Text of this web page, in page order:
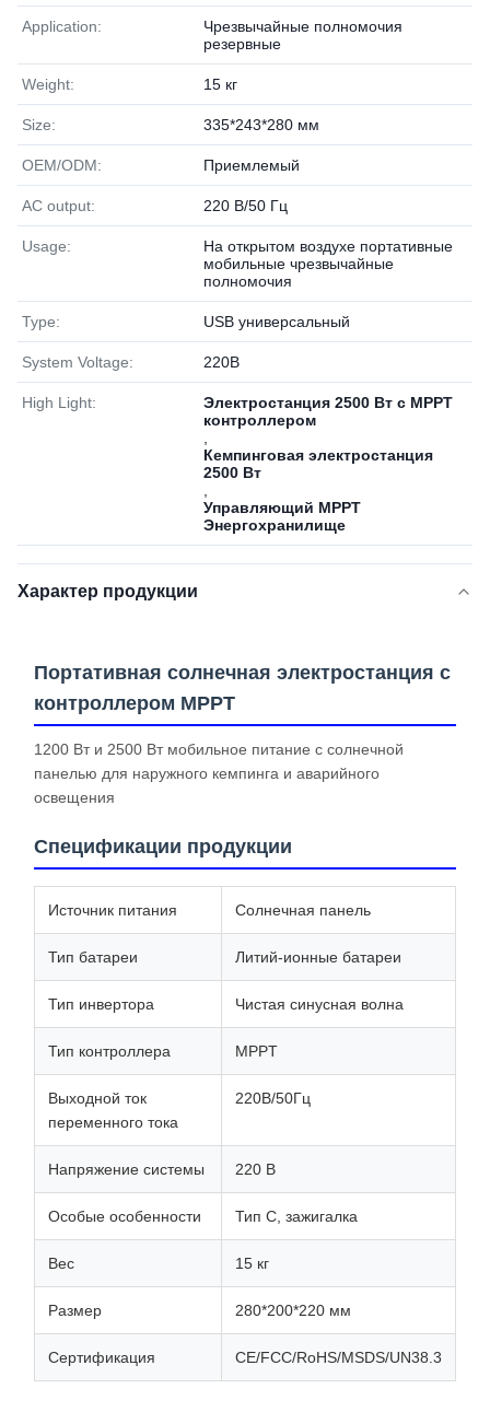
Application:
Чрезвычайные полномочия
резервные
Weight: 15 кг
Size: 335*243*280 мм
OEM/ODM: Приемлемый
AC output: 220 В/50 Гц
Usage:
На открытом воздухе портативные
мобильные чрезвычайные
полномочия
Type: USB универсальный
System Voltage: 220В
High Light:
Электростанция 2500 Вт с MPPT
контроллером
Кемпинговая электростанция
2500 Вт
Управляющий MPPT
Энергохранилище
Характер продукции
Портативная солнечная электростанция с
контроллером MPPT
1200 Вт и 2500 Вт мобильное питание с солнечной
панелью для наружного кемпинга и аварийного
освещения
Спецификации продукции
Источник питания Солнечная панель
Тип батареи Литий-ионные батареи
Тип инвертора Чистая синусная волна
Тип контроллера MPPT
Выходной ток
переменного тока
220В/50Гц
Напряжение системы 220 В
Особые особенности Тип С, зажигалка
Вес 15 кг
Размер 280*200*220 мм
Сертификация CE/FCC/RoHS/MSDS/UN38.3